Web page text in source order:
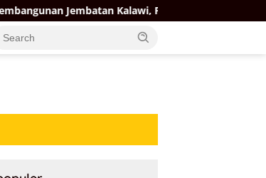
Kalawi, Proyek Rp25,4 Miliar Segera Masuk